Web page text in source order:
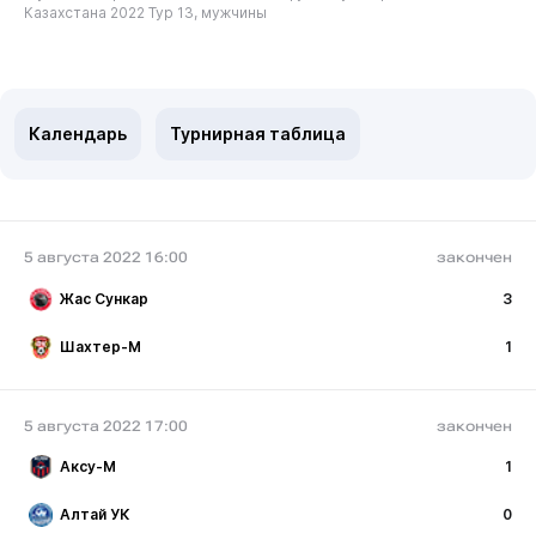
Казахстана 2022 Тур 13, мужчины
Календарь Турнирная таблица
5 августа 2022 16:00 закончен
Жас Сункар 3
Шахтер-М 1
5 августа 2022 17:00 закончен
Аксу-М 1
Алтай УК 0